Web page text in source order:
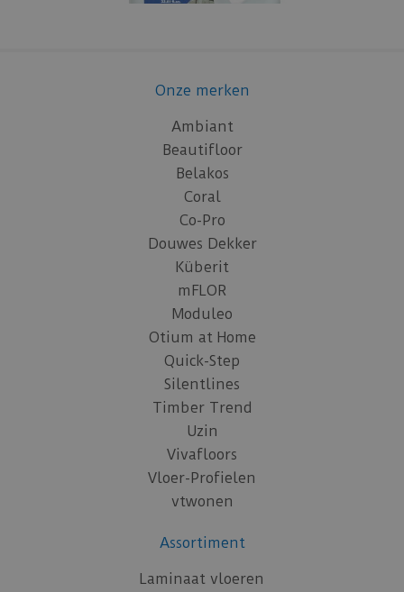
Onze merken
Ambiant
Beautifloor
Belakos
Coral
Co-Pro
Douwes Dekker
Küberit
mFLOR
Moduleo
Otium at Home
Quick-Step
Silentlines
Timber Trend
Uzin
Vivafloors
Vloer-Profielen
vtwonen
Assortiment
Laminaat vloeren